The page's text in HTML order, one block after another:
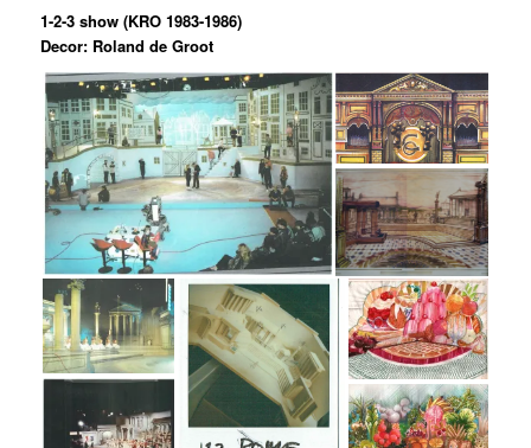
1-2-3 show (KRO 1983-1986)
Decor: Roland de Groot